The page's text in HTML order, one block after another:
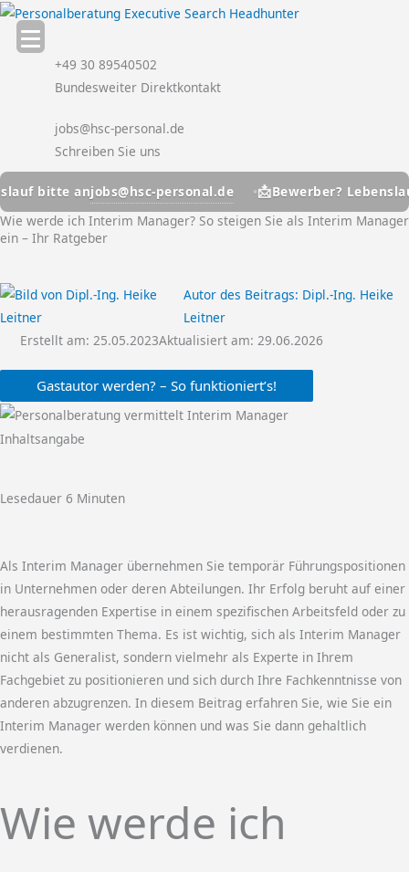
Zum
Inhalt
springen
+49 30 89540502
Bundesweiter Direktkontakt
jobs@hsc-personal.de
Schreiben Sie uns
anjobs@hsc-personal.de 📩Bewerber? Lebenslauf
Wie werde ich Interim Manager? So steigen Sie als Interim Manager
ein – Ihr Ratgeber
Autor des Beitrags: Dipl.-Ing. Heike
Leitner
Erstellt am:25.05.2023Aktualisiert am: 29.06.2026
Gastautor werden? – So funktioniert’s!
Inhaltsangabe
Lesedauer 6 Minuten
Als Interim Manager übernehmen Sie temporär Führungspositionen
in Unternehmen oder deren Abteilungen. Ihr Erfolg beruht auf einer
herausragenden Expertise in einem spezifischen Arbeitsfeld oder zu
einem bestimmten Thema. Es ist wichtig, sich als Interim Manager
nicht als Generalist, sondern vielmehr als Experte in Ihrem
Fachgebiet zu positionieren und sich durch Ihre Fachkenntnisse von
anderen abzugrenzen. In diesem Beitrag erfahren Sie, wie Sie ein
Interim Manager werden können und was Sie dann gehaltlich
verdienen.
Wie werde ich